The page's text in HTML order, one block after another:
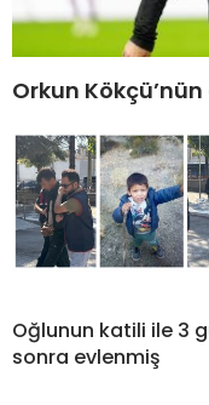
Orkun
Oğlunun katili ile 3
sonra evlenmiş